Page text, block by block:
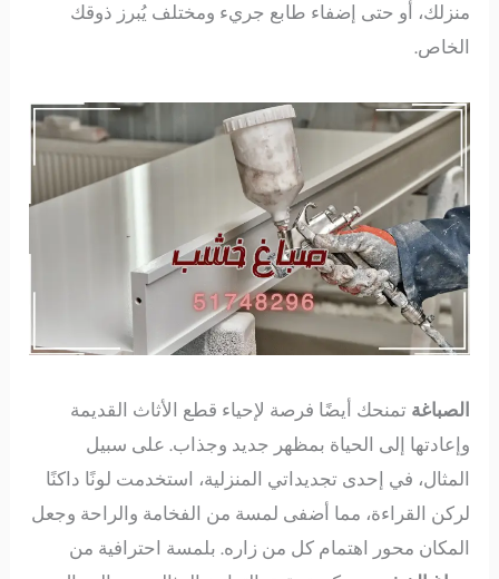
منزلك، أو حتى إضفاء طابع جريء ومختلف يُبرز ذوقك
الخاص.
الصباغة تمنحك أيضًا فرصة لإحياء قطع الأثاث القديمة
وإعادتها إلى الحياة بمظهر جديد وجذاب. على سبيل
المثال، في إحدى تجديداتي المنزلية، استخدمت لونًا داكنًا
لركن القراءة، مما أضفى لمسة من الفخامة والراحة وجعل
المكان محور اهتمام كل من زاره. بلمسة احترافية من